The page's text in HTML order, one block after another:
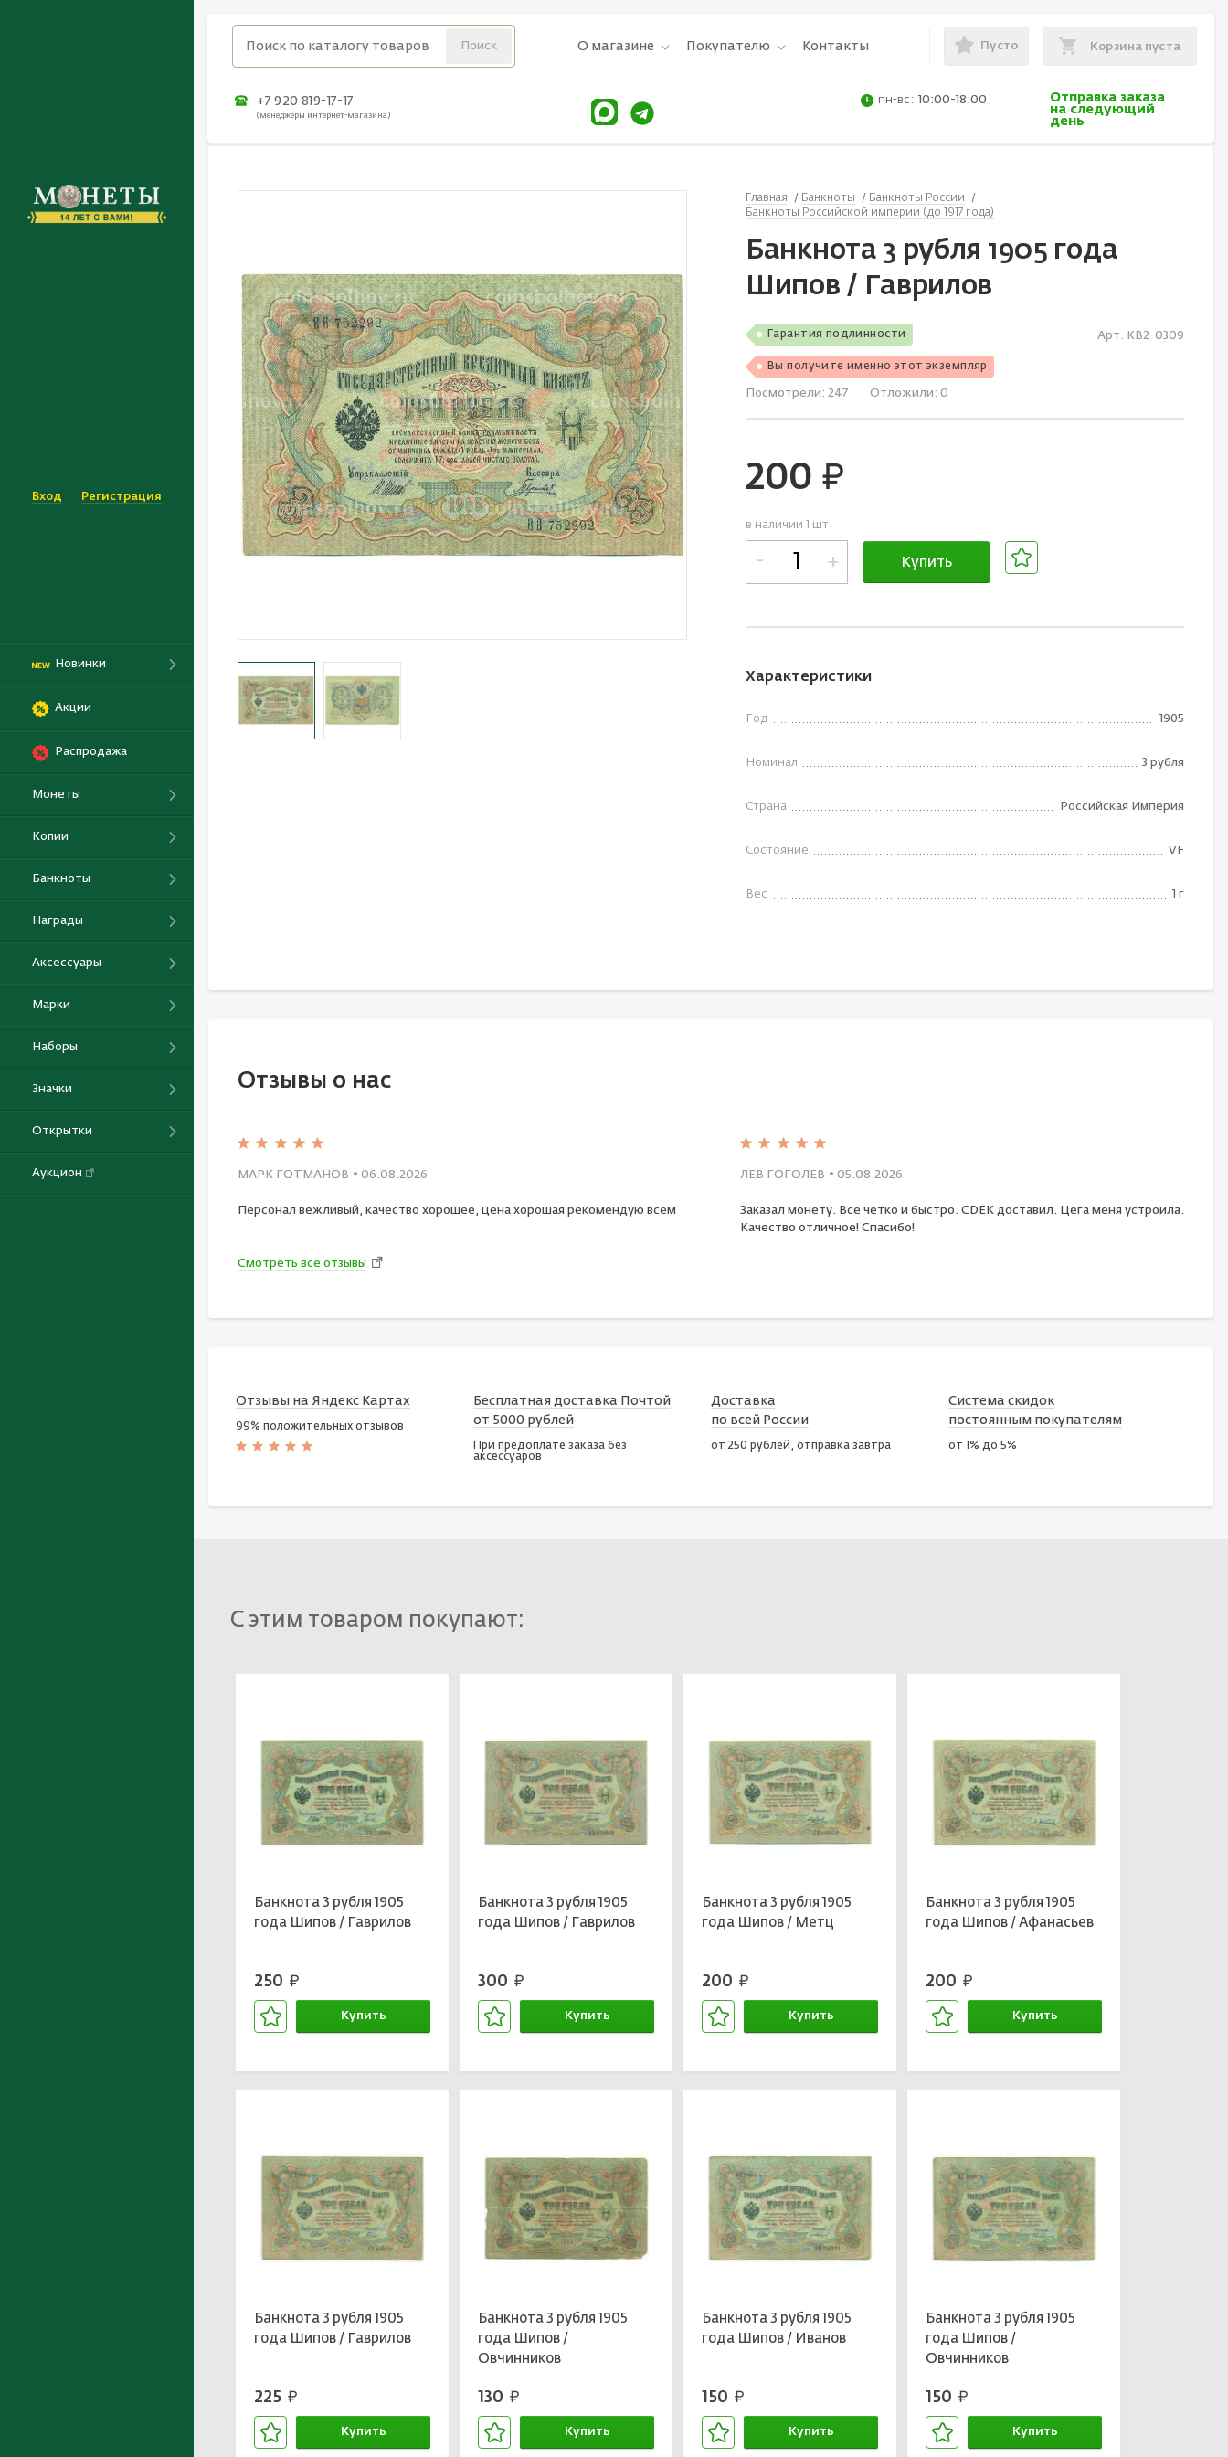
Вход Регистрация
Новинки
Акции
Распродажа
Монеты
Копии
Банкноты
Награды
Аксессуары
Марки
Наборы
Значки
Открытки
Аукцион
О магазине Покупателю Контакты Пусто Корзина пуста
+7 920 819-17-17
(менеджеры интернет-магазина)
пн-вс: 10:00-18:00
Отправка заказа
на следующий
день
Главная Банкноты
Банкноты России
Банкноты Российской империи (до 1917 года)
Банкнота 3 рубля 1905 года
Шипов / Гаврилов
Гарантия подлинности
Вы получите именно этот экземпляр
Арт. KB2-0309
Посмотрели: 247 Отложили: 0
200 руб.
в наличии 1 шт.
- + Купить
Характеристики
Год 1905
Номинал 3 рубля
Страна Российская Империя
Состояние VF
Вес 1 г
Отзывы о нас
МАРК ГОТМАНОВ • 06.08.2026
Персонал вежливый, качество хорошее, цена хорошая рекомендую всем
ЛЕВ ГОГОЛЕВ • 05.08.2026
Заказал монету. Все четко и быстро. CDEK доставил. Цега меня устроила.
Качество отличное! Спасибо!
Смотреть все отзывы
Отзывы на Яндекс Картах
99% положительных отзывов
Бесплатная доставка Почтой
от 5000 рублей
При предоплате заказа без
аксессуаров
Доставка
по всей России
от 250 рублей, отправка завтра
Система скидок
постоянным покупателям
от 1% до 5%
С этим товаром покупают:
Банкнота 3 рубля 1905
года Шипов / Гаврилов
250 руб.
Купить
Банкнота 3 рубля 1905
года Шипов / Гаврилов
300 руб.
Купить
Банкнота 3 рубля 1905
года Шипов / Метц
200 руб.
Купить
Банкнота 3 рубля 1905
года Шипов / Афанасьев
200 руб.
Купить
Банкнота 3 рубля 1905
года Шипов / Гаврилов
225 руб.
Купить
Банкнота 3 рубля 1905
года Шипов /
Овчинников
130 руб.
Купить
Банкнота 3 рубля 1905
года Шипов / Иванов
150 руб.
Купить
Банкнота 3 рубля 1905
года Шипов /
Овчинников
150 руб.
Купить